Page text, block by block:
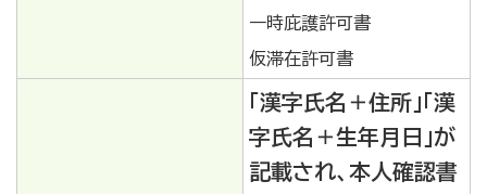
一時庇護許可書
仮滞在許可書
「漢字氏名＋住所」「漢
字氏名＋生年月日」が
記載され、本人確認書